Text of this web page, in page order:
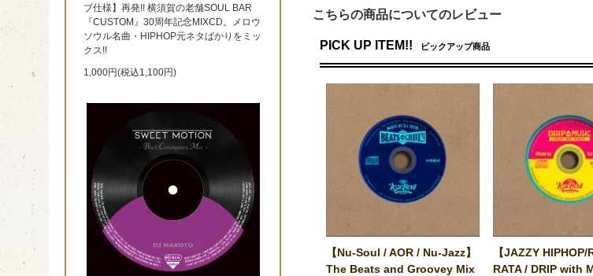
こちらの商品についてのレビュー
PICK UP ITEM!! ピックアップ商品
【Nu-Soul / AOR / Nu-Jazz】
The Beats and Groovey Mix
【JAZZY
RATA / DRIP with
ブ仕様】再発!! 横須賀の老舗SOUL BAR
『CUSTOM』30周年記念MIXCD。メロウ
ソウル名曲・HIPHOP元ネタばかりをミッ
クス!!
1,000円(税込1,100円)